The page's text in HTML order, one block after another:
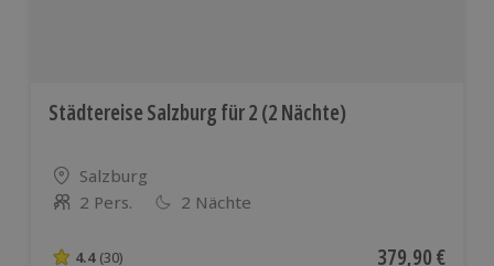
Städtereise Salzburg für 2 (2 Nächte)
Standort
Salzburg
Anzahl der Teilnehmer
2 Pers. 2 Nächte
4.4 (30) Aktueller Preis
379,90 €